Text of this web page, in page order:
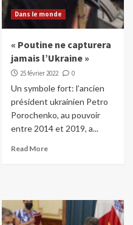
Dans le monde
« Poutine ne capturera
jamais l’Ukraine »
25 février 2022 0
Un symbole fort: l’ancien
président ukrainien Petro
Porochenko, au pouvoir
entre 2014 et 2019, a...
Read More